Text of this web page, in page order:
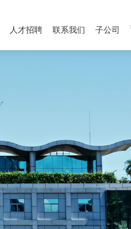
人才招聘 联系我们 子公司